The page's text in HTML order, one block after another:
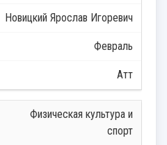
Новицкий Ярослав Игоревич
Февраль
Атт
Физическая культура и
спорт